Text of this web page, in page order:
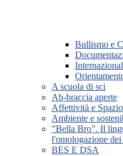
Bullismo e
A scuola di sci
Ab-braccia aperte
Affettività e
Ambiente e
”Bella Bro”. Il
l'omologazione
BES E DSA